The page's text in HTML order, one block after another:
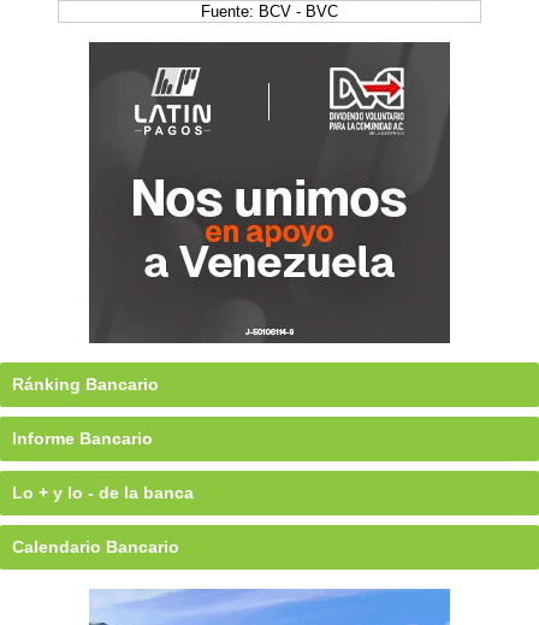
Fuente: BCV - BVC
Ránking Bancario
Informe Bancario
Lo + y lo - de la banca
Calendario Bancario